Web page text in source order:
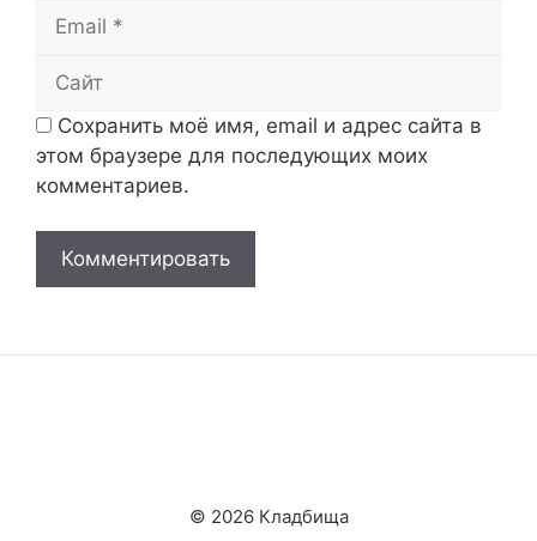
Сохранить моё имя, email и адрес сайта в
этом браузере для последующих моих
комментариев.
© 2026 Кладбища